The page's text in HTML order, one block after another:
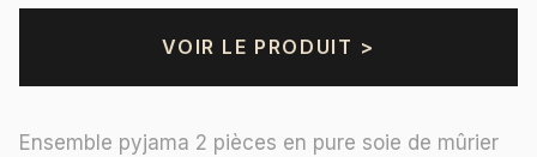
VOIR LE PRODUIT >
Ensemble pyjama 2 pièces en pure soie de mûrier